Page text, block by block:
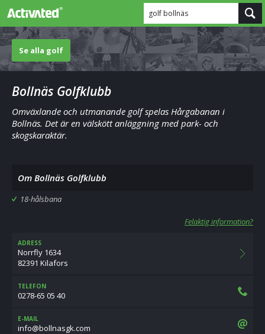
golf bollnäs
Se alla golf
Bollnäs Golfklubb
Omväxlande och utmanande golf spelas Hårgabanan i
Bollnäs. Det är en välskött anläggning med park- och
skogskaraktär.
Om Bollnäs Golfklubb
18-hålsbana
Felaktig information?
ADRESS
Norrfly 1634
82391 Kilafors
TELEFON
0278-65 05 40
E-MAIL
moc.kgsanllob@ofni